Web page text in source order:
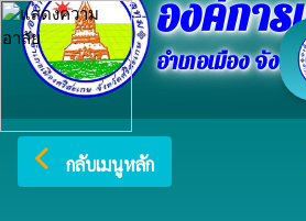
องค์กา
อำเภอเมือง จังหวั
arrow_back_ios กลับเมนูหลัก